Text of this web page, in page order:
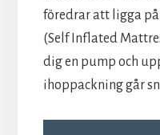
föredrar att ligga
(Self Inflated
dig en pump och
ihoppackning går